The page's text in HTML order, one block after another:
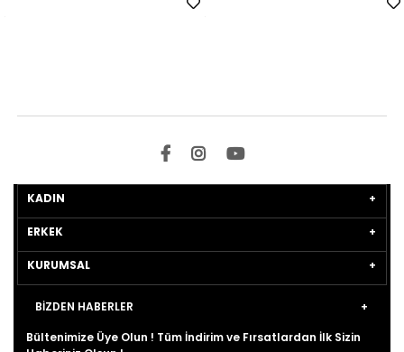
KADIN
ERKEK
KURUMSAL
BİZDEN HABERLER
Bültenimize Üye Olun ! Tüm İndirim ve Fırsatlardan İlk Sizin